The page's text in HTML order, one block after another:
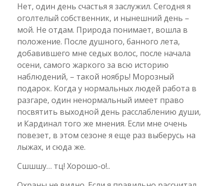
Нет, один день счастья я заслужил. Сегодня я
оголтелый собственник, и нынешний день –
мой. Не отдам. Природа понимает, вошла в
положение. После душного, банного лета,
добавившего мне седых волос, после начала
осени, самого жаркого за всю историю
наблюдений, – такой ноябрь! Морозный
подарок. Когда у нормальных людей работа в
разгаре, один ненормальный имеет право
посвятить выходной день расслаблению души,
и Кардинал того же мнения. Если мне очень
повезет, в этом сезоне я еще раз выберусь на
лыжах, и сюда же.
Сшшшу… тц! Хорошо-о!..